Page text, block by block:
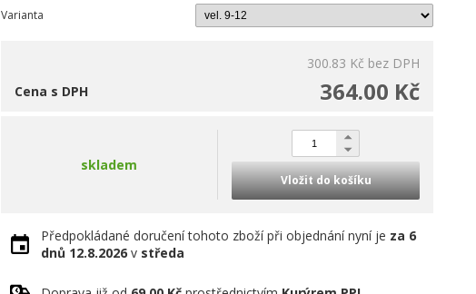
Varianta
300.83 Kč bez DPH
364.00 Kč
Cena s DPH
skladem
Vložit do košíku
Předpokládané doručení tohoto zboží při objednání nyní je za 6
dnů 12.8.2026 v středa